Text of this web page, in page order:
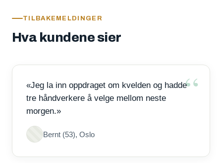
TILBAKEMELDINGER
Hva kundene sier
«Jeg la inn oppdraget om kvelden og hadde
tre håndverkere å velge mellom neste
morgen.»
Bernt (53), Oslo